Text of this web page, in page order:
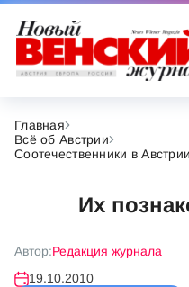
Главная
Всё об Австрии
Соотечественники в
Их
Автор:Редакция журнала
19.10.2010